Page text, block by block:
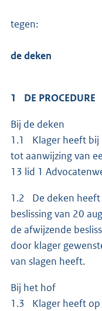
tegen:
de deken
1 DE PROCEDURE
Bij de deken
1.1 Klager heeft bij
tot aanwijzing van
13 lid 1
1.2 De deken heeft
beslissing van 20
de afwijzende
door klager
van slagen heeft.
Bij het hof
1.3 Klager heeft op